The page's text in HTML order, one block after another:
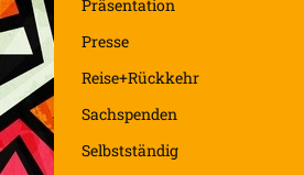
Präsentation
Presse
Reise+Rückkehr
Sachspenden
Selbstständig